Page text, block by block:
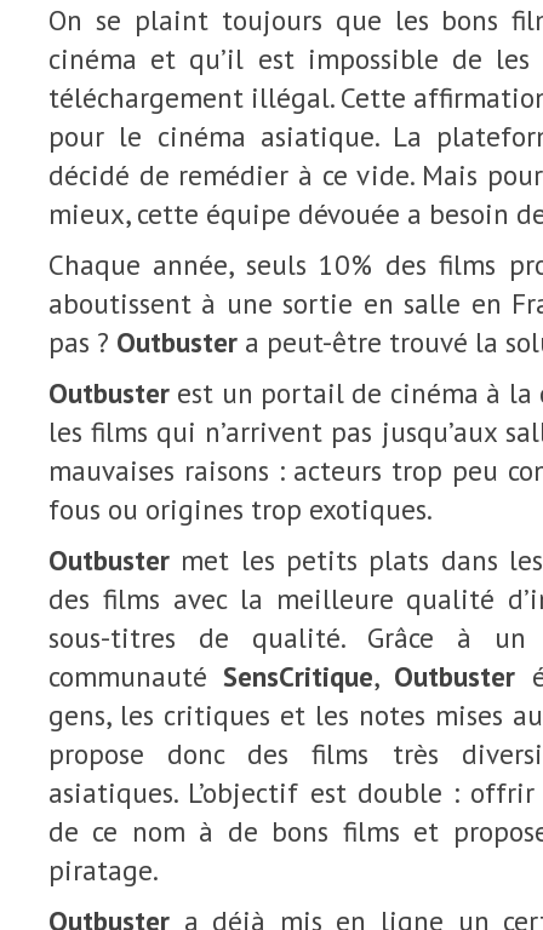
On se plaint toujours que les bons
cinéma et qu’il est impossible de les
téléchargement illégal. Cette
pour le cinéma asiatique. La
décidé de remédier à ce vide. Mais
mieux, cette équipe dévouée a besoin
Chaque année, seuls 10% des films
aboutissent à une sortie en salle en
pas ? Outbuster a peut-être trouvé la
Outbuster est un portail de cinéma à la
les films qui n’arrivent pas jusqu’aux
mauvaises raisons : acteurs trop peu
fous ou origines trop exotiques.
Outbuster met les petits plats dans
des films avec la meilleure qualité
sous-titres de qualité. Grâce à
communautéSensCritique, Outbuster
gens, les critiques et les notes mises
propose donc des films très
asiatiques. L’objectif est double :
de ce nom à de bons films et
piratage.
Outbuster a déjà mis en ligne un